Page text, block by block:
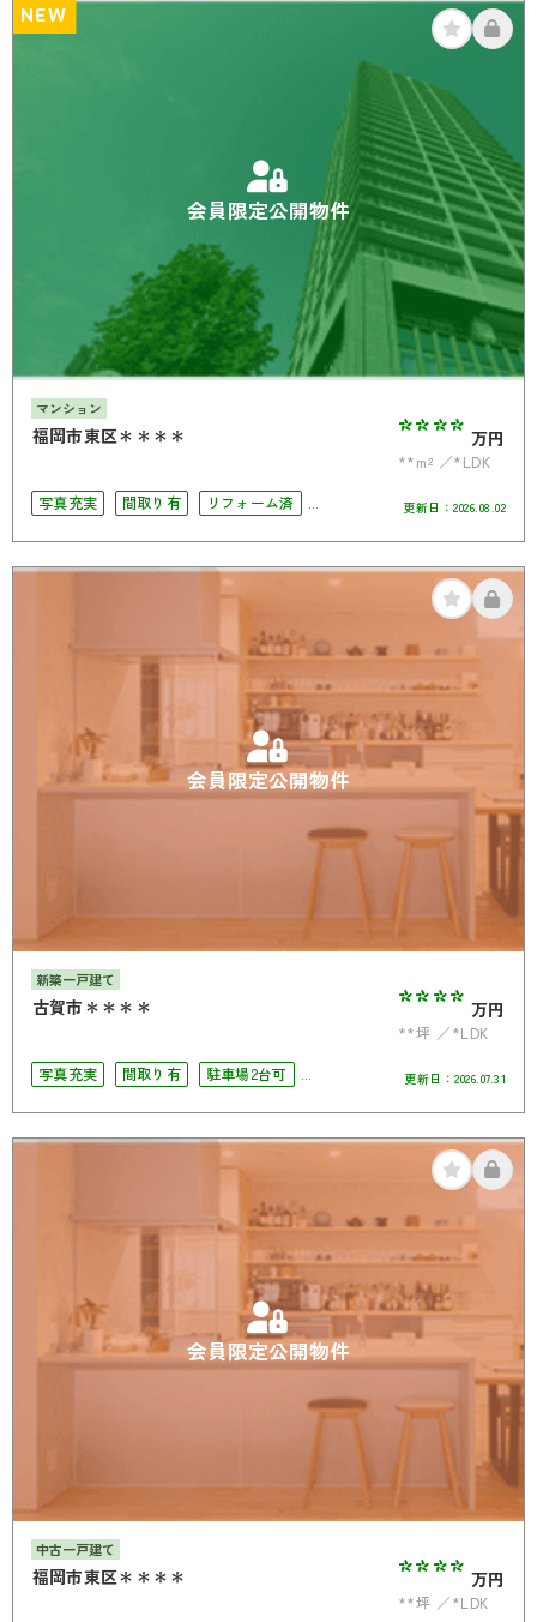
会員限定公開物件
NEW
マンション
福岡市東区＊＊＊＊ **** 万円
**m²
*LDK
写真充実
間取り有
リフォーム済
オートロック
角部屋
更新日： 2026.08.02
会員限定公開物件
新築一戸建て
古賀市＊＊＊＊ **** 万円
**坪
*LDK
写真充実
間取り有
駐車場2台可
更新日： 2026.07.31
会員限定公開物件
中古一戸建て
福岡市東区＊＊＊＊ **** 万円
**坪
*LDK